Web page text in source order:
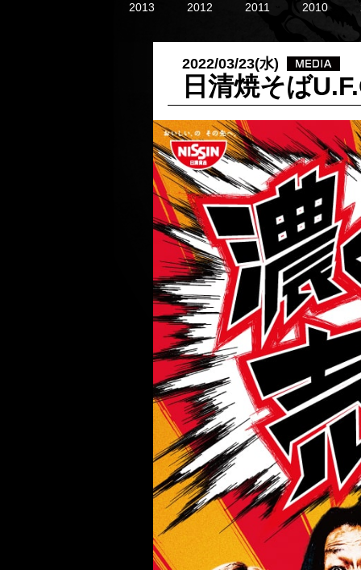
2013 2012 2011 2010
2022/03/23(水)
日清焼そば